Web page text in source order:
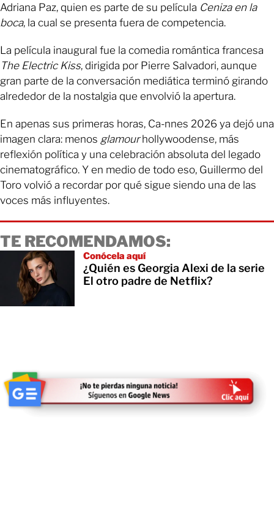
Adriana Paz, quien es parte de su película Ceniza en la
boca, la cual se presenta fuera de competencia.
La película inaugural fue la comedia romántica francesa
The Electric Kiss, dirigida por Pierre Salvadori, aunque
gran parte de la conversación mediática terminó girando
alrededor de la nostalgia que envolvió la apertura.
En apenas sus primeras horas, Ca-nnes 2026 ya dejó una
imagen clara: menos glamourhollywoodense, más
reflexión política y una celebración absoluta del legado
cinematográfico. Y en medio de todo eso, Guillermo del
Toro volvió a recordar por qué sigue siendo una de las
voces más influyentes.
TE RECOMENDAMOS:
Conócela aquí
¿Quién es Georgia Alexi de la serie
El otro padre de Netflix?